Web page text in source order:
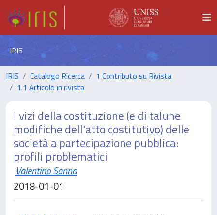
IRIS
IRIS Catalogo Ricerca
1 Contributo su Rivista
1.1 Articolo in rivista
I vizi della costituzione (e di talune
modifiche dell'atto costitutivo) delle
società a partecipazione pubblica:
profili problematici
Valentino Sanna
2018-01-01